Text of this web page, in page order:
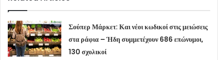
Σούπερ Μάρκετ: Και νέοι κωδικοί στις μειώσεις
στα ράφια – Ήδη συμμετέχουν 686 επώνυμοι,
130 σχολικοί